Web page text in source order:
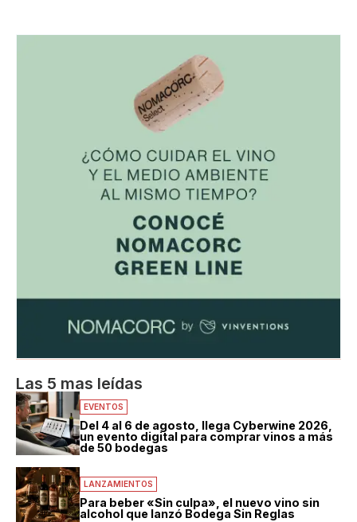
Las 5 mas leídas
EVENTOS
Del 4 al 6 de agosto, llega Cyberwine 2026,
un evento digital para comprar vinos a más
de 50 bodegas
LANZAMIENTOS
Para beber «Sin culpa», el nuevo vino sin
alcohol que lanzó Bodega Sin Reglas